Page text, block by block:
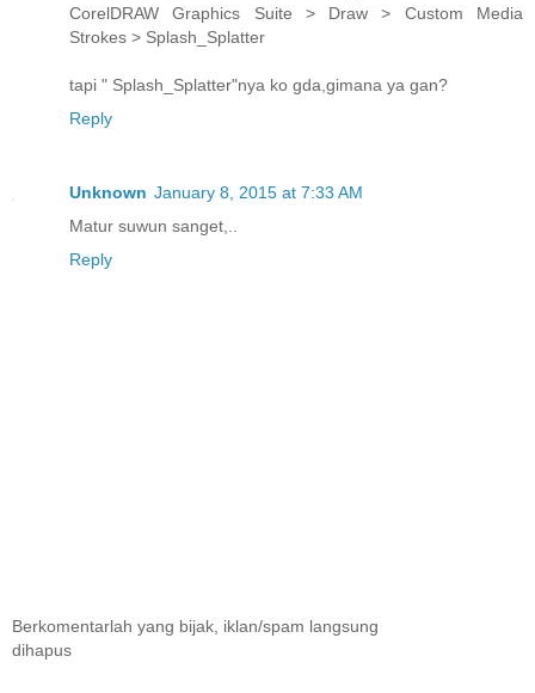
CorelDRAW Graphics Suite > Draw > Custom Media
Strokes > Splash_Splatter
tapi " Splash_Splatter"nya ko gda,gimana ya gan?
Reply
Unknown January 8, 2015 at 7:33 AM
Matur suwun sanget,..
Reply
Berkomentarlah yang bijak, iklan/spam langsung
dihapus